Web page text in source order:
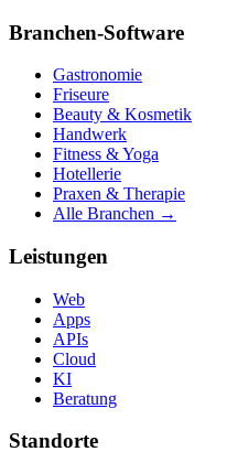
Branchen-Software
Gastronomie
Friseure
Beauty & Kosmetik
Handwerk
Fitness & Yoga
Hotellerie
Praxen & Therapie
Alle Branchen →
Leistungen
Web
Apps
APIs
Cloud
KI
Beratung
Standorte